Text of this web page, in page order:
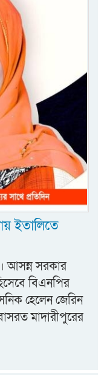
ইতালিতে
আসন্ন সরকার
বিএনপির
হেলেন জেরিন
মাদারীপুরের